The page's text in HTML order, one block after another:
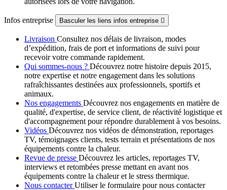
Infos entreprise Basculer les liens infos entreprise 
Livraison Consultez nos délais de livraison, modes
d’expédition, frais de port et informations de suivi pour
recevoir votre commande rapidement.
Qui sommes-nous ? Découvrez notre histoire depuis 2015,
notre expertise et notre engagement dans les solutions
rafraîchissantes destinées aux professionnels, sportifs et
animaux.
Nos engagements Découvrez nos engagements en matière de
qualité, d'expertise, de service client, de réactivité logistique et
d'accompagnement pour répondre durablement à vos besoins.
Vidéos Découvrez nos vidéos de démonstration, reportages
TV, témoignages clients, tests terrain et présentations de nos
équipements contre la chaleur.
Revue de presse Découvrez les articles, reportages TV,
interviews et retombées presse mettant en avant nos
équipements contre la chaleur et le stress thermique.
Nous contacterUtiliser le formulaire pour nous contacter